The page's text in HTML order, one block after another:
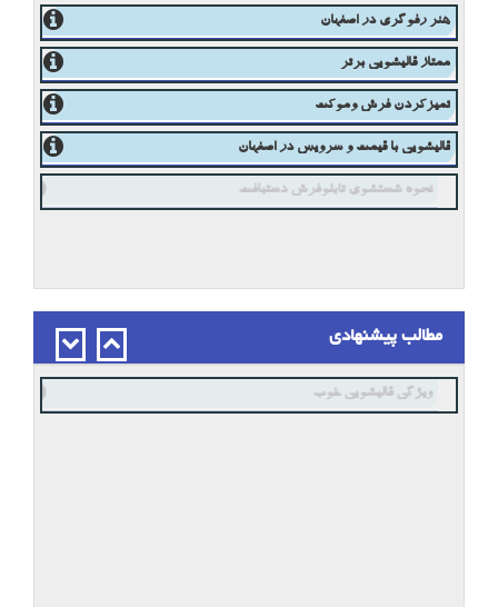
هنر رفوگری در اصفهان
ممتاز قالیشویی برتر
تمیزکردن فرش وموکت
قالیشویی با قیمت و سرویس در اصفهان
نحوه شستشوی تابلوفرش دستبافت
مطالب پیشنهادی
ویژگی قالیشویی خوب